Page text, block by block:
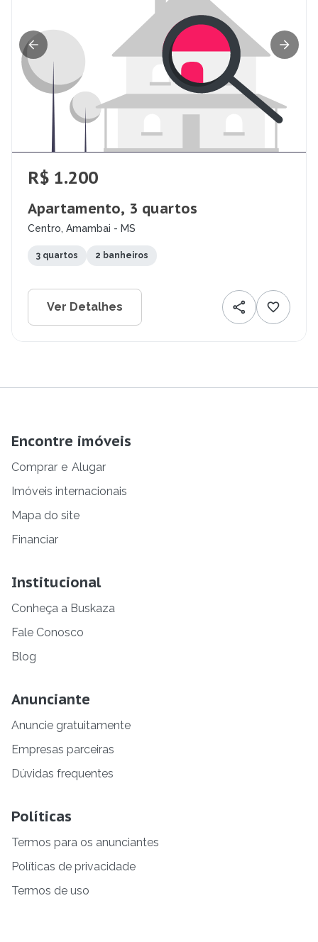
R$ 1.200
Apartamento, 3 quartos
Centro, Amambai - MS
3 quartos 2 banheiros
Ver Detalhes
Encontre imóveis
Comprar e Alugar
Imóveis internacionais
Mapa do site
Financiar
Institucional
Conheça a Buskaza
Fale Conosco
Blog
Anunciante
Anuncie gratuitamente
Empresas parceiras
Dúvidas frequentes
Políticas
Termos para os anunciantes
Políticas de privacidade
Termos de uso